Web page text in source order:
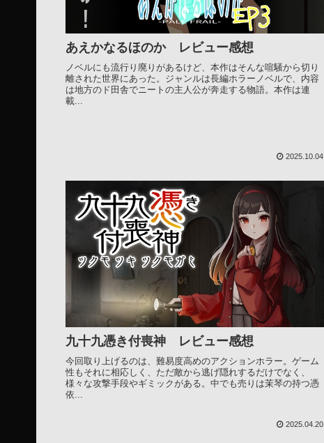
あえかなるほのか レビュー感想
ノベルにも流行り廃りがあるけど、本作はそんな喧騒から切り
離された世界にあった。ジャンルは長編ホラーノベルで、内容
は地方のド田舎でニートの主人公が奔走する物語。本作は連
載...
2025.10.04
九十九憑き付喪神 レビュー感想
今回取り上げるのは、難易度高めのアクションホラー。ゲーム
性もそれに相応しく、ただ敵から逃げ隠れするだけでなく、
様々な攻撃手段やギミックがある。中でも売りは茉琴の持つ憑
依...
2025.04.20